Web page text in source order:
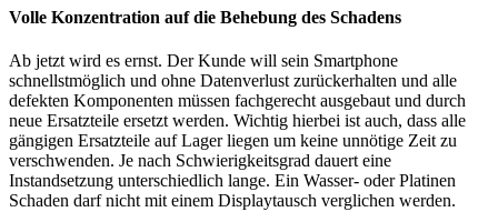
Volle Konzentration auf die Behebung des Schadens
Ab jetzt wird es ernst. Der Kunde will sein Smartphone
schnellstmöglich und ohne Datenverlust zurückerhalten und alle
defekten Komponenten müssen fachgerecht ausgebaut und durch
neue Ersatzteile ersetzt werden. Wichtig hierbei ist auch, dass alle
gängigen Ersatzteile auf Lager liegen um keine unnötige Zeit zu
verschwenden. Je nach Schwierigkeitsgrad dauert eine
Instandsetzung unterschiedlich lange. Ein Wasser- oder Platinen
Schaden darf nicht mit einem Displaytausch verglichen werden.